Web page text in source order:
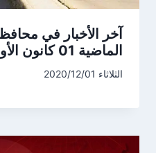
الماضية 01 كانون الأول 2020
الثلاثاء 2020/12/01